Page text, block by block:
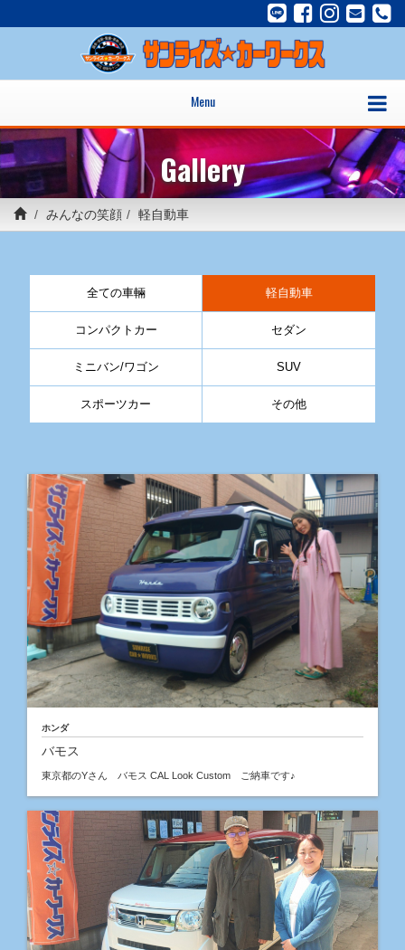
Menu
Gallery
みんなの笑顔 軽自動車
全ての車輛 軽自動車
コンパクトカー セダン
ミニバン/ワゴン SUV
スポーツカー その他
ホンダ
バモス
東京都のYさん バモス CAL Look Custom ご納車です♪